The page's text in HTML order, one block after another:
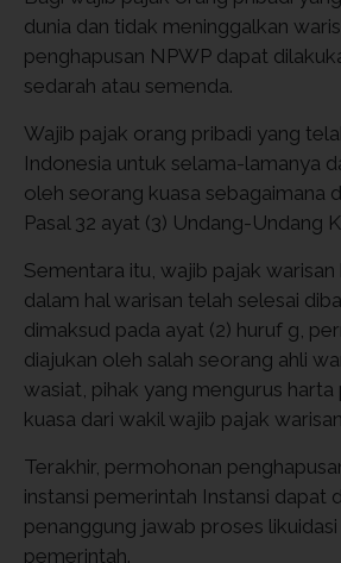
dunia dan tidak meninggalkan
penghapusan NPWP dapat
sedarah atau semenda.
Wajib pajak orang pribadi yang
Indonesia untuk selama-lamanya
oleh seorang kuasa sebagaimana
Pasal 32 ayat (3) Undang-Undang
Sementara itu, wajib pajak
dalam hal warisan telah selesai
dimaksud pada ayat (2) huruf g,
diajukan oleh salah seorang ahli
wasiat, pihak yang mengurus harta
kuasa dari wakil wajib pajak
Terakhir, permohonan
instansi pemerintah Instansi dapat
penanggung jawab proses likuidasi
pemerintah.